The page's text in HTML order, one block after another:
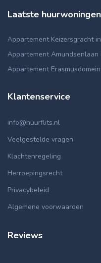
Laatste huurwoningen
Appartement Keizersgracht
Appartement Amundsenlaan
Appartement
Klantenservice
info@huurflits.nl
Veelgestelde vragen
Klachtenregeling
Herroepingsrecht
Privacybeleid
Algemene voorwaarden
Reviews